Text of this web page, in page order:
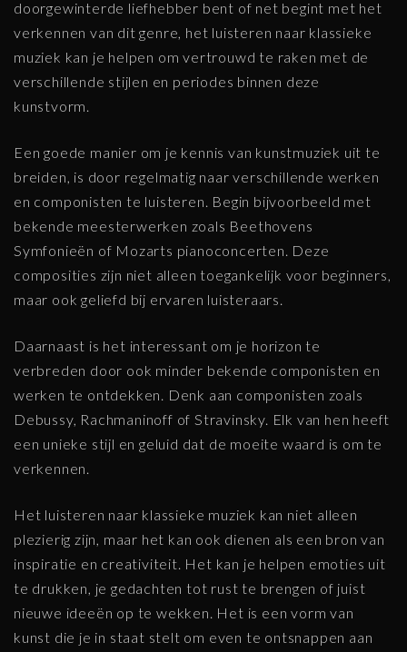
doorgewinterde liefhebber bent of net begint met het
verkennen van dit genre, het luisteren naar klassieke
muziek kan je helpen om vertrouwd te raken met de
verschillende stijlen en periodes binnen deze
kunstvorm.
Een goede manier om je kennis van kunstmuziek uit te
breiden, is door regelmatig naar verschillende werken
en componisten te luisteren. Begin bijvoorbeeld met
bekende meesterwerken zoals Beethovens
Symfonieën of Mozarts pianoconcerten. Deze
composities zijn niet alleen toegankelijk voor beginners,
maar ook geliefd bij ervaren luisteraars.
Daarnaast is het interessant om je horizon te
verbreden door ook minder bekende componisten en
werken te ontdekken. Denk aan componisten zoals
Debussy, Rachmaninoff of Stravinsky. Elk van hen heeft
een unieke stijl en geluid dat de moeite waard is om te
verkennen.
Het luisteren naar klassieke muziek kan niet alleen
plezierig zijn, maar het kan ook dienen als een bron van
inspiratie en creativiteit. Het kan je helpen emoties uit
te drukken, je gedachten tot rust te brengen of juist
nieuwe ideeën op te wekken. Het is een vorm van
kunst die je in staat stelt om even te ontsnappen aan